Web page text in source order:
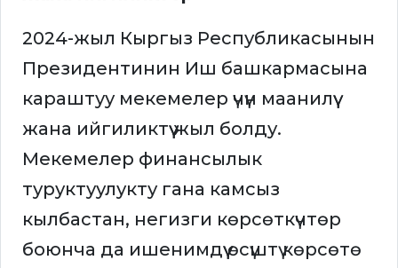
2024-жыл Кыргыз Республикасынын
Президентинин Иш башкармасына
караштуу мекемелер үчүн маанилүү
жана ийгиликтүү жыл болду.
Мекемелер финансылык
туруктуулукту гана камсыз
кылбастан, негизги көрсөткүчтөр
боюнча да ишенимдүү өсүштү көрсөтө